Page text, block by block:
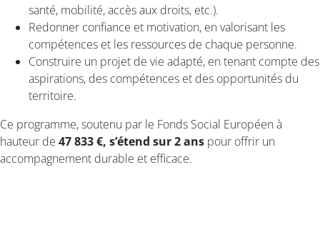
santé, mobilité, accès aux droits, etc.).
Redonner confiance et motivation, en valorisant les
compétences et les ressources de chaque personne.
Construire un projet de vie adapté, en tenant compte des
aspirations, des compétences et des opportunités du
territoire.
Ce programme, soutenu par le Fonds Social Européen à
hauteur de 47 833 €, s’étend sur 2 ans pour offrir un
accompagnement durable et efficace.